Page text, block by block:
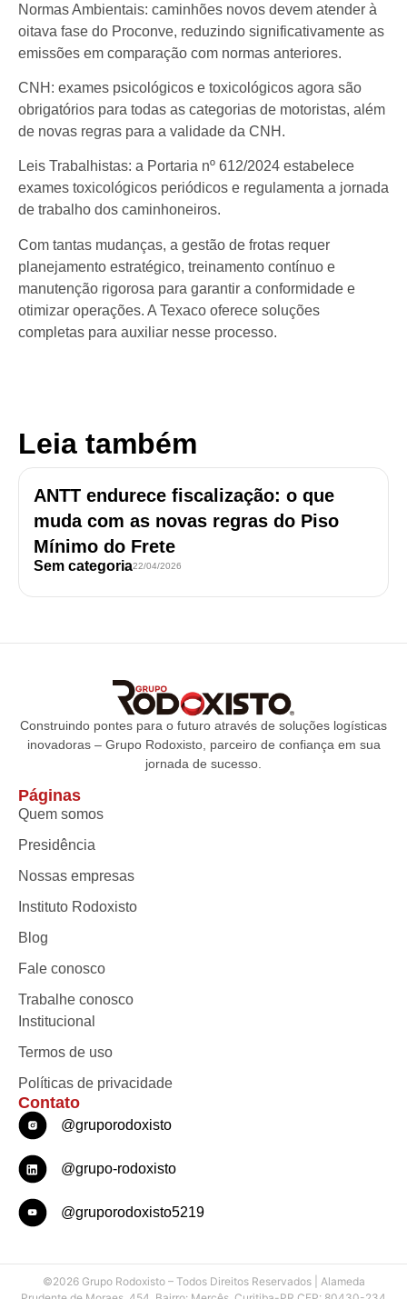
Normas Ambientais: caminhões novos devem atender à
oitava fase do Proconve, reduzindo significativamente as
emissões em comparação com normas anteriores.
CNH: exames psicológicos e toxicológicos agora são
obrigatórios para todas as categorias de motoristas, além
de novas regras para a validade da CNH.
Leis Trabalhistas: a Portaria nº 612/2024 estabelece
exames toxicológicos periódicos e regulamenta a jornada
de trabalho dos caminhoneiros.
Com tantas mudanças, a gestão de frotas requer
planejamento estratégico, treinamento contínuo e
manutenção rigorosa para garantir a conformidade e
otimizar operações. A Texaco oferece soluções
completas para auxiliar nesse processo.
Leia também
ANTT endurece fiscalização: o que
muda com as novas regras do Piso
Mínimo do Frete
Sem categoria22/04/2026
Construindo pontes para o futuro através de soluções logísticas
inovadoras – Grupo Rodoxisto, parceiro de confiança em sua
jornada de sucesso.
Páginas
Quem somos
Presidência
Nossas empresas
Instituto Rodoxisto
Blog
Fale conosco
Trabalhe conosco
Institucional
Termos de uso
Políticas de privacidade
Contato
@gruporodoxisto
@grupo-rodoxisto
@gruporodoxisto5219
©2026 Grupo Rodoxisto – Todos Direitos Reservados | Alameda